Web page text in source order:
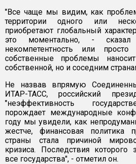
"Все чаще мы видим, как
территории одного или
приобретают глобальный
это моментально, -
некомпетентность или
собственные проблемы
собственной, но и соседним
Не назвав впрямую
ИТАР-ТАСС, российский
"неэффективность
порождает международные
году мы увидели, как
жестче, финансовая политика
страны стала причиной
кризиса. Последствия которого
все государства", - отметил он.